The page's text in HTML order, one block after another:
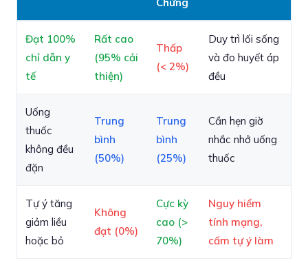
Đạt 100%
chỉ dẫn y
tế
Rất cao
(95% cải
thiện)
Thấp
(< 2%)
Duy trì lối sống
và đo huyết áp
đều
Uống
thuốc
không đều
đặn
Trung
bình
(50%)
Trung
bình
(25%)
Cần hẹn giờ
nhắc nhở uống
thuốc
Tự ý tăng
giảm liều
hoặc bỏ
Không
đạt (0%)
Cực kỳ
cao (>
70%)
Nguy hiểm
tính mạng,
cấm tự ý làm